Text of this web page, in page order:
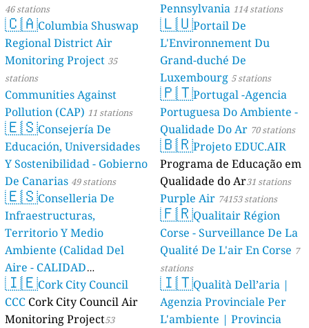
46 stations
🇨🇦Columbia Shuswap
Regional District Air
Monitoring Project 35
stations
Communities Against
Pollution (CAP) 11 stations
🇪🇸Consejería De
Educación, Universidades
Y Sostenibilidad - Gobierno
De Canarias 49 stations
🇪🇸Conselleria De
Infraestructuras,
Territorio Y Medio
Ambiente (Calidad Del
Aire - CALIDAD
AMBIENTAL) 23 stations
🇮🇪Cork City Council
CCC Cork City Council Air
Monitoring Project53
Pennsylvania 114 stations
🇱🇺Portail De
L'Environnement Du
Grand-duché De
Luxembourg 5 stations
🇵🇹Portugal -Agencia
Portuguesa Do Ambiente -
Qualidade Do Ar 70 stations
🇧🇷Projeto EDUC.AIR
Programa de Educação em
Qualidade do Ar31 stations
Purple Air 74153 stations
🇫🇷Qualitair Région
Corse - Surveillance De La
Qualité De L'air En Corse 7
stations
🇮🇹Qualità Dell’aria |
Agenzia Provinciale Per
L'ambiente | Provincia